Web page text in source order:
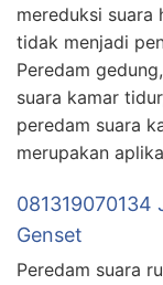
mereduksi suara
tidak menjadi
Peredam
suara kamar
peredam suara
merupakan
081319070134
Genset
Peredam suara